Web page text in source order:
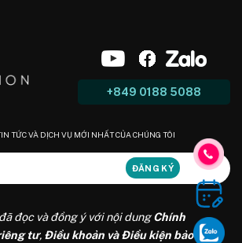
+849 0188 5088
TỨC VÀ DỊCH VỤ MỚI NHẤT CỦA CHÚNG TÔI
đọc và đồng ý với nội dungChính
tư, Điều khoản và Điều kiện bảo